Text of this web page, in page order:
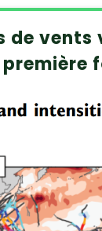
de
première